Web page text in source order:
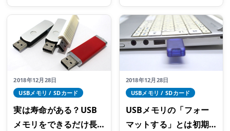
用しよう
法
2018年12月28日
USBメモリ / SDカード
実は寿命がある？USB
メモリをできるだけ長
2018年12月28日
USBメモリ / SDカード
USBメモリの「フォー
マットする」とは初期